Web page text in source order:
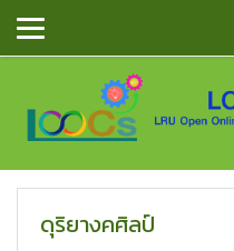
ข้ามไปยังเนื้อหาหลัก
ดุริยางคศิลป์